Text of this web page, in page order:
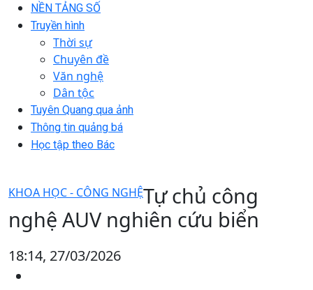
NỀN TẢNG SỐ
Truyền hình
Thời sự
Chuyên đề
Văn nghệ
Dân tộc
Tuyên Quang qua ảnh
Thông tin quảng bá
Học tập theo Bác
KHOA HỌC - CÔNG NGHỆTự chủ công
nghệ AUV nghiên cứu biển
18:14, 27/03/2026